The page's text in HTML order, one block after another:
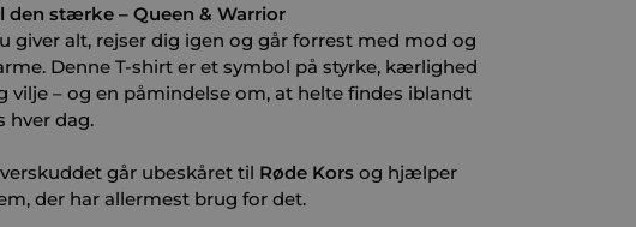
den stærke – Queen & Warrior
giver alt, rejser dig igen og går forrest med mod og
Denne T-shirt er et symbol på styrke, kærlighed
vilje – og en påmindelse om, at helte findes iblandt
hver dag.
går ubeskåret til Røde Kors og hjælper
der har allermest brug for det.